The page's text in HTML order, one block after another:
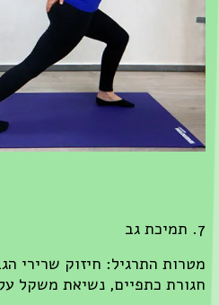
7. תמיכת גב
מטרות התרגיל: חיזוק שרירי
חגורת כתפיים, נשיאת משקל על